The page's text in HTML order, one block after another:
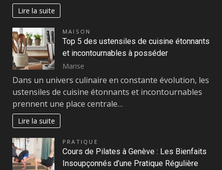
Lire la suite
MAISON
Top 5 des ustensiles de cuisine étonnants
et incontournables à posséder
Marise
Dans un univers culinaire en constante évolution, les
ustensiles de cuisine étonnants et incontournables
prennent une place centrale…
Lire la suite
PRATIQUE
Cours de Pilates à Genève : Les Bienfaits
Insoupçonnés d’une Pratique Régulière